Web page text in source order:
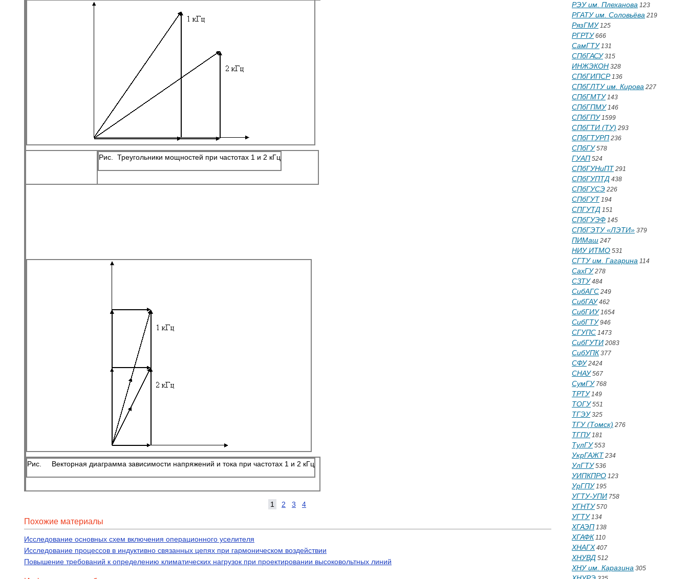
Рис. Треугольники мощностей при частотах 1 и 2 кГц
Рис. Векторная диаграмма зависимости напряжений и тока при частотах 1 и 2 кГц
1 2 3 4
Похожие материалы
Исследование основных схем включения операционного уселителя
Исследование процессов в индуктивно связанных цепях при гармоническом воздействии
Повышение требований к определению климатических нагрузок при проектировании высоковольтных линий
РЭУ им. Плеханова 123
РГАТУ им. Соловьёва 219
РязГМУ125
РГРТУ666
СамГТУ131
СПбГАСУ315
ИНЖЭКОН 328
СПбГИПСР136
СПбГЛТУ им. Кирова 227
СПбГМТУ143
СПбГПМУ146
СПбГПУ1599
СПбГТИ (ТУ) 293
СПбГТУРП 236
СПбГУ578
ГУАП 524
СПбГУНиПТ 291
СПбГУПТД 438
СПбГУСЭ 226
СПбГУТ 194
СПГУТД 151
СПбГУЭФ 145
СПбГЭТУ «ЛЭТИ» 379
ПИМаш 247
НИУ ИТМО 531
СГТУ им. Гагарина 114
СахГУ278
СЗТУ484
СибАГС 249
СибГАУ462
СибГИУ1654
СибГТУ946
СГУПС 1473
СибГУТИ 2083
СибУПК 377
СФУ2424
СНАУ567
СумГУ768
ТРТУ149
ТОГУ551
ТГЭУ325
ТГУ (Томск) 276
ТГПУ181
ТулГУ553
УкрГАЖТ 234
УлГТУ536
УИПКПРО 123
УрГПУ195
УГТУ-УПИ 758
УГНТУ570
УГТУ134
ХГАЭП 138
ХГАФК 110
ХНАГХ 407
ХНУВД 512
ХНУ им. Каразина 305